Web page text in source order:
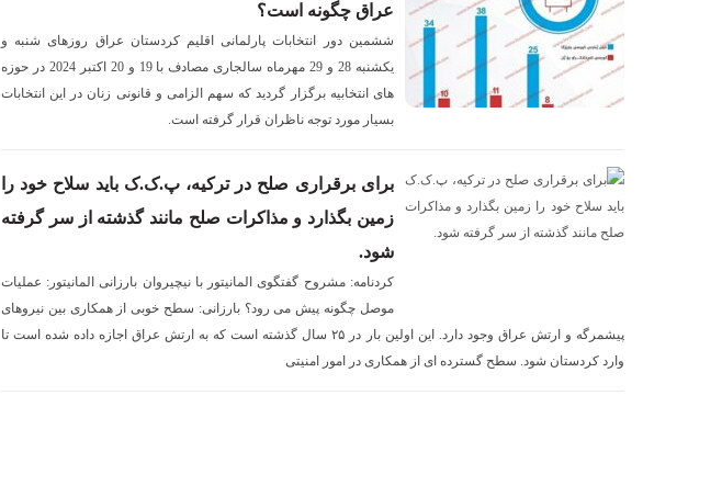
عراق چگونه است؟
ششمین دور انتخابات پارلمانی اقلیم کردستان عراق روزهای شنبه و
یکشنبه 28 و 29 مهرماه سالجاری مصادف با 19 و 20 اکتبر 2024 در حوزه
های انتخابیه برگزار گردید که سهم الزامی و قانونی زنان در این انتخابات
بسیار مورد توجه ناظران قرار گرفته است.
برای برقراری صلح در ترکیه، پ.ک.ک باید سلاح خود را
زمین بگذارد و مذاکرات صلح مانند گذشته از سر گرفته
شود.
کردنامه: مشروح گفتگوی المانیتور با نیچیروان بارزانی المانیتور: عملیات
موصل چگونه پیش می رود؟ بارزانی: سطح خوبی از همکاری بین نیروهای
پیشمرگه و ارتش عراق وجود دارد. این اولین بار در ۲۵ سال گذشته است که به ارتش عراق اجازه داده شده است تا
وارد کردستان شود. سطح گسترده ای از همکاری در امور امنیتی